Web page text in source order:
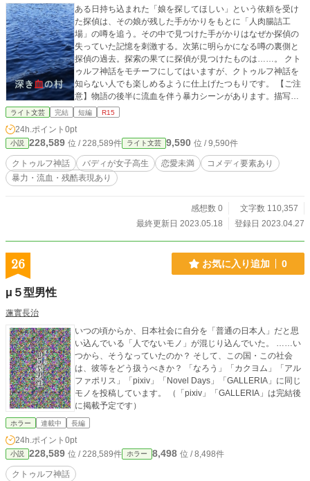
ある日持ち込まれた「娘を探してほしい」という依頼を受け
た探偵は、その娘が残した手がかりをもとに「人肉腸詰工
場」の噂を追う。その中で見つけた手がかりはなぜか探偵の
失っていた記憶を刺激する。次第に明らかになる噂の裏側と
探偵の過去。探索の果てに探偵が見つけたものは……。 クト
ゥルフ神話をモチーフにしてはいますが、クトゥルフ神話を
知らない人でも楽しめるように仕上げたつもりです。 【ご注
意】物語の後半に流血を伴う暴力シーンがあります。描写は
かなり控えめなのですが、念のためR15を付けておきます。
ライト文芸 完結 短編 R15
24h.ポイント 0pt
小説 228,589 位 / 228,589件 ライト文芸 9,590 位 / 9,590件
クトゥルフ神話 バディが女子高生 恋愛未満
コメディ要素あり
暴力・流血・残酷表現あり
感想数 0
文字数 110,357
最終更新日 2023.05.18
登録日 2023.04.27
26 お気に入り追加 0
μ５型男性
蓮實長治
いつの頃からか、日本社会に自分を「普通の日本人」だと思
い込んでいる「人でないモノ」が混じり込んでいた。 ……い
つから、そうなっていたのか？ そして、この国・この社会
は、彼等をどう扱うべきか？ 「なろう」「カクヨム」「アル
ファポリス」「pixiv」「Novel Days」「GALLERIA」に同じ
モノを投稿しています。 （「pixiv」「GALLERIA」は完結後
に掲載予定です）
ホラー 連載中 長編
24h.ポイント 0pt
小説 228,589 位 / 228,589件 ホラー 8,498 位 / 8,498件
クトゥルフ神話